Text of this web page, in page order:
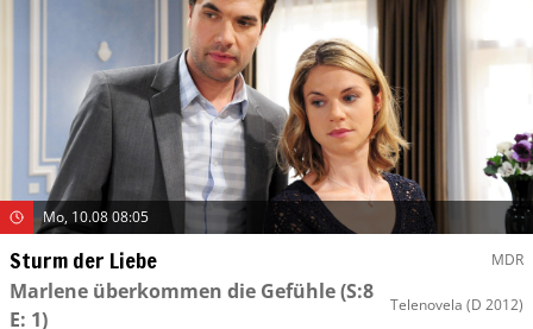
Mo, 10.08 08:05
Sturm der Liebe MDR
Marlene überkommen die Gefühle(S:8
E: 1)
Telenovela (D 2012)